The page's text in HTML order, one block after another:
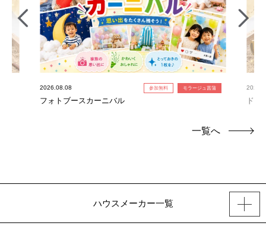
2026.08.08 参加無料 モラージュ菖蒲
フォトブースカーニバル ドキ
一覧へ
ハウスメーカー一覧